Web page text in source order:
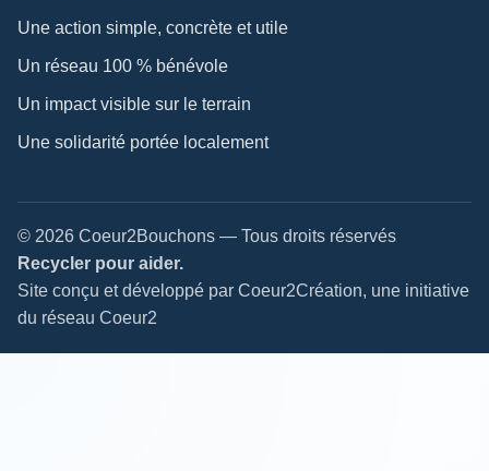
Une action simple, concrète et utile
Un réseau 100 % bénévole
Un impact visible sur le terrain
Une solidarité portée localement
© 2026 Coeur2Bouchons — Tous droits réservés
Recycler pour aider.
Site conçu et développé par Coeur2Création, une initiative
du réseau Coeur2